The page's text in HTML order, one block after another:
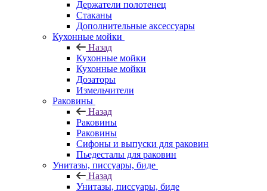
Держатели полотенец
Стаканы
Дополнительные аксессуары
Кухонные мойки
Назад
Кухонные мойки
Кухонные мойки
Дозаторы
Измельчители
Раковины
Назад
Раковины
Раковины
Сифоны и выпуски для раковин
Пьедесталы для раковин
Унитазы, писсуары, биде
Назад
Унитазы, писсуары, биде